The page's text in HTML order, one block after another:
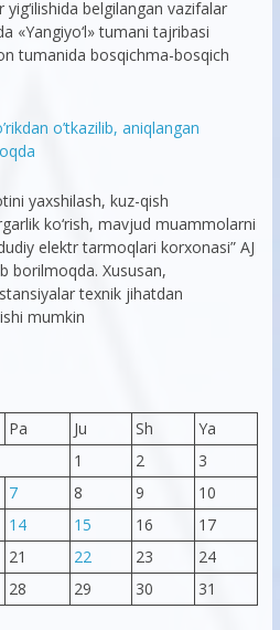
belgilangan vazifalar
«Yangiyo‘l» tumani tajribasi
tumanida bosqichma-bosqich
o’tkazilib, aniqlangan
yaxshilash, kuz-qish
ko‘rish, mavjud muammolarni
elektr tarmoqlari korxonasi” AJ
borilmoqda. Xususan,
texnik jihatdan
mumkin
Pa Ju Sh
Ya
1
2
3
7 8 9
10
14 15 16
17
21 22 23
24
28 29 30 31